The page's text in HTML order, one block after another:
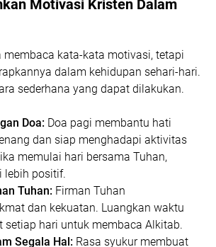
Motivasi Kristen Dalam
membaca kata-kata motivasi, tetapi
dalam kehidupan sehari-hari.
sederhana yang dapat dilakukan.
Doa: Doa pagi membantu hati
dan siap menghadapi aktivitas
memulai hari bersama Tuhan,
lebih positif.
Tuhan: Firman Tuhan
dan kekuatan. Luangkan waktu
setiap hari untuk membaca Alkitab.
Segala Hal: Rasa syukur membuat